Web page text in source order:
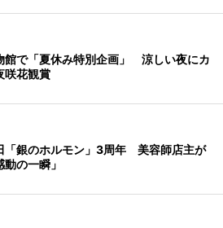
館で「夏休み特別企画」 涼しい夜にカ
咲花観賞
「銀のホルモン」3周年 美容師店主が
の一瞬」